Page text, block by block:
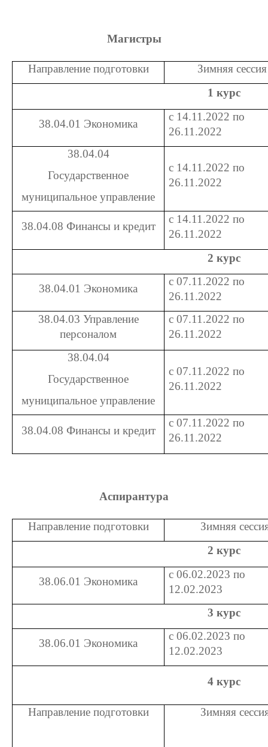
Магистры
Направление подготовки
Зимняя сессия
1 курс
38.04.01 Экономика
с 14.11.2022 по
26.11.2022
38.04.04
Государственное
муниципальное управление
с 14.11.2022 по
26.11.2022
38.04.08 Финансы и кредит
с 14.11.2022 по
26.11.2022
2 курс
38.04.01 Экономика
с 07.11.2022 по
26.11.2022
38.04.03 Управление
персоналом
с 07.11.2022 по
26.11.2022
38.04.04
Государственное
муниципальное управление
с 07.11.2022 по
26.11.2022
38.04.08 Финансы и кредит
с 07.11.2022 по
26.11.2022
Аспирантура
Направление подготовки
Зимняя
2 курс
38.06.01 Экономика
с 06.02.2023 по
12.02.2023
3 курс
38.06.01 Экономика
с 06.02.2023 по
12.02.2023
4 курс
Направление подготовки Зимняя